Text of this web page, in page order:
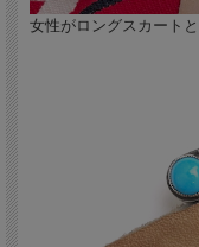
女性がロングスカート